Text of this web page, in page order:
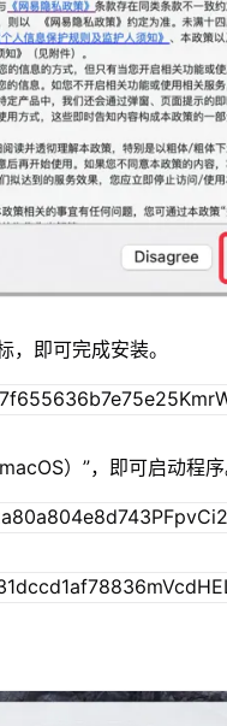
，即可完成安装。
）”，即可启动程